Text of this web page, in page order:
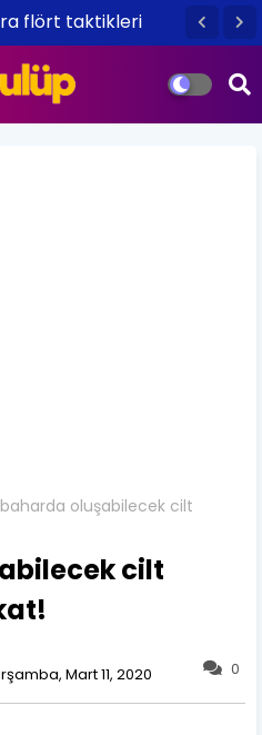
flört taktikleri
oluşabilecek cilt
cilt
0
Mart 11, 2020